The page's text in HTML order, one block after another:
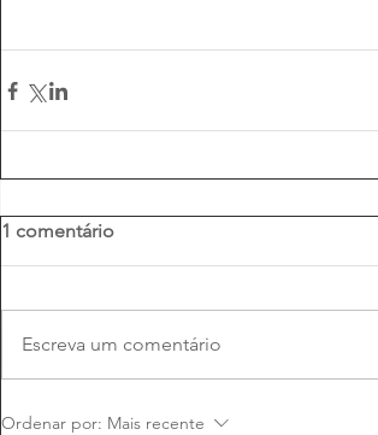
1 comentário
Escreva um comentário
Ordenar por: Mais recente